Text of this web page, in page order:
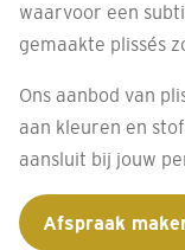
waarvoor een
gemaakte plissés
Ons aanbod van
aan kleuren en
aansluit bij jouw
Afspraak